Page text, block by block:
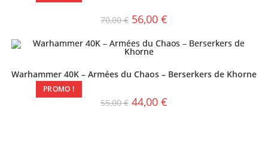
70,00€ 56,00 €
PROMO !
Warhammer 40K – Armées du Chaos – Berserkers de Khorne
55,00€ 44,00 €